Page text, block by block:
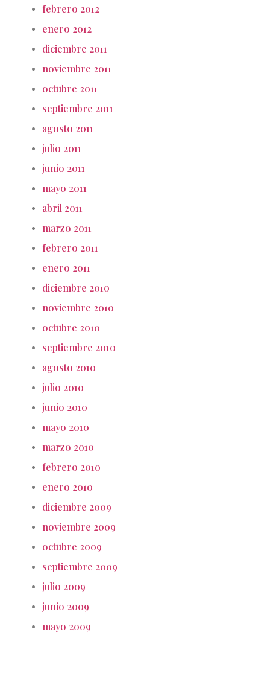
febrero 2012
enero 2012
diciembre 2011
noviembre 2011
octubre 2011
septiembre 2011
agosto 2011
julio 2011
junio 2011
mayo 2011
abril 2011
marzo 2011
febrero 2011
enero 2011
diciembre 2010
noviembre 2010
octubre 2010
septiembre 2010
agosto 2010
julio 2010
junio 2010
mayo 2010
marzo 2010
febrero 2010
enero 2010
diciembre 2009
noviembre 2009
octubre 2009
septiembre 2009
julio 2009
junio 2009
mayo 2009